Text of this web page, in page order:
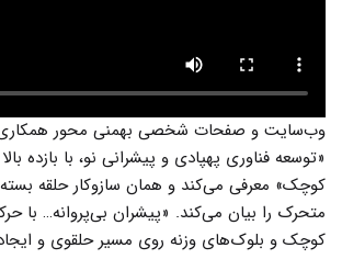
وب‌سایت و صفحات شخصی بهمنی محور همکاری
«توسعه فناوری پهپادی و پیشرانی نو، با بازده
کوچک» معرفی می‌کند و همان سازوکار حلقه
متحرک را بیان می‌کند. «پیشران بی‌پروانه… با
کوچک و بلوک‌های وزنه روی مسیر حلقوی و ایجاد